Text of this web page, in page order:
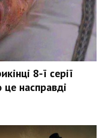
8-ї серії
насправді